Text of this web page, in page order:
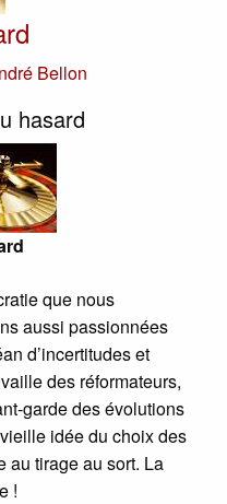
Bellon
hasard
que nous
aussi passionnées
d’incertitudes et
des réformateurs,
garde des évolutions
idée du choix des
au tirage au sort. La
!